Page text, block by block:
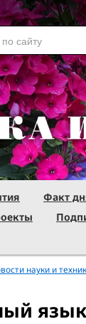
Факт
науки и
язык